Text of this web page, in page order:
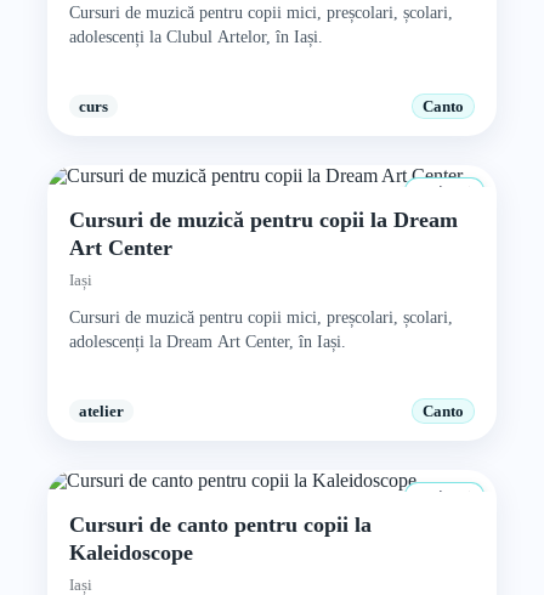
Cursuri de muzică pentru copii mici, preșcolari, școlari,
adolescenți la Clubul Artelor, în Iași.
curs Canto
4+ ani
Cursuri de muzică pentru copii la Dream
Art Center
Iași
Cursuri de muzică pentru copii mici, preșcolari, școlari,
adolescenți la Dream Art Center, în Iași.
atelier Canto
4+ ani
Cursuri de canto pentru copii la
Kaleidoscope
Iași